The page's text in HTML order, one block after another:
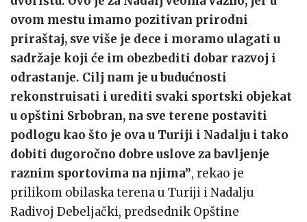
ovom mestu imamo pozitivan prirodni
priraštaj, sve više je dece i moramo ulagati u
sadržaje koji će im obezbediti dobar razvoj i
odrastanje. Cilj nam je u budućnosti
rekonstruisati i urediti svaki sportski objekat
u opštini Srbobran, na sve terene postaviti
podlogu kao što je ova u Turiji i Nadalju i tako
dobiti dugoročno dobre uslove za bavljenje
raznim sportovima na njima”, rekao je
prilikom obilaska terena u Turiji i Nadalju
Radivoj Debeljački, predsednik Opštine